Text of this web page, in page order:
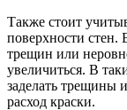
Также стоит
поверхности стен.
трещин или
увеличиться. В
заделать трещины
расход краски.